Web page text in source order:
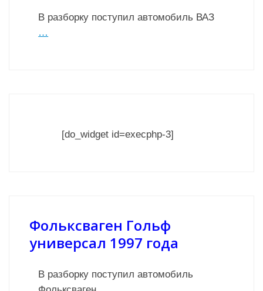
В разборку поступил автомобиль ВАЗ
…
[do_widget id=execphp-3]
Фольксваген Гольф
универсал 1997 года
В разборку поступил автомобиль